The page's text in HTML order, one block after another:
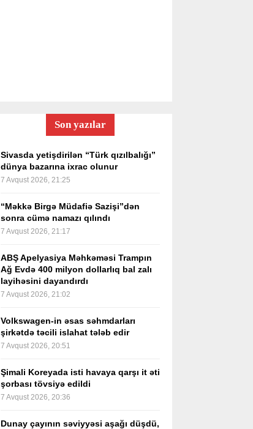
Son yazılar
Sivasda yetişdirilən “Türk qızılbalığı”
dünya bazarına ixrac olunur
7 Avqust 2026, 21:25
“Məkkə Birgə Müdafiə Sazişi”dən
sonra cümə namazı qılındı
7 Avqust 2026, 21:17
ABŞ Apelyasiya Məhkəməsi Trampın
Ağ Evdə 400 milyon dollarlıq bal zalı
layihəsini dayandırdı
7 Avqust 2026, 21:02
Volkswagen-in əsas səhmdarları
şirkətdə təcili islahat tələb edir
7 Avqust 2026, 20:51
Şimali Koreyada isti havaya qarşı it əti
şorbası tövsiyə edildi
7 Avqust 2026, 20:36
Dunay çayının səviyyəsi aşağı düşdü,